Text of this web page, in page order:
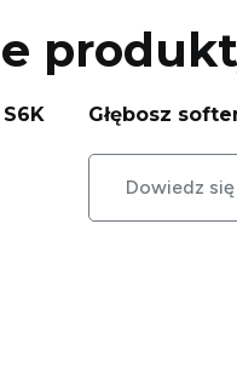
Głębosz
Dowiedz